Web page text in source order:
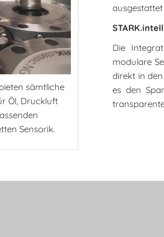
sämtliche
Öl, Druckluft
Sensorik.
ausgestattet
Die
modulare
direkt in
es den